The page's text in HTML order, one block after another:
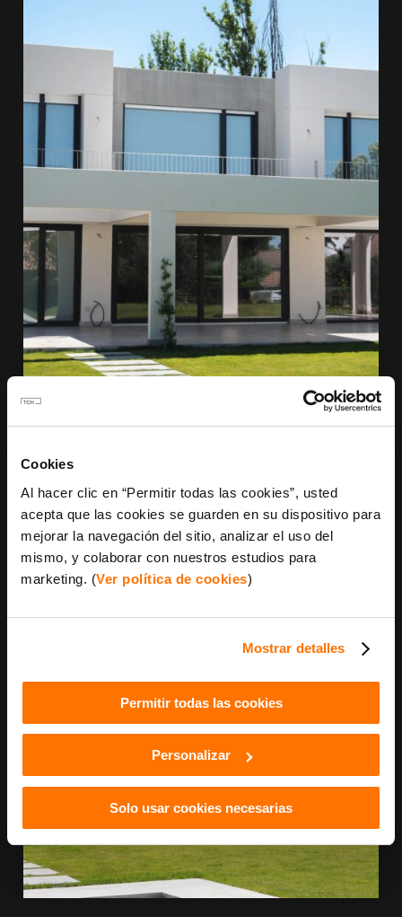
Cookies
Al hacer clic en “Permitir todas las cookies”, usted
acepta que las cookies se guarden en su dispositivo para
mejorar la navegación del sitio, analizar el uso del
mismo, y colaborar con nuestros estudios para
marketing. (Ver política de cookies)
Mostrar detalles
Permitir todas las cookies
Personalizar
Solo usar cookies necesarias